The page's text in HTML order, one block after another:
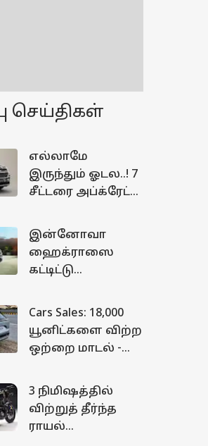
செய்திகள்
எல்லாமே
இருந்தும் ஓடல..! 7
சீட்டரை அப்க்ரேட்
குறைக்கும்
மாருதி? 5 ஸ்டார்
ரேட்டிங், 23KM
மைலேஜ்
இன்னோவா
ஹைக்ராஸை
கட்டிட்டு
விலையிலும்,
வசதியிலும்
டக்கரான 3 மாற்று
ஆப்ஷன்கள்
Cars Sales: 18,000
யூனிட்களை விற்ற
ஒற்றை மாடல் -
விற்பனை,
ஜப்பான்
நிறுவனங்கள்
ஆதிக்கம்
3 நிமிஷத்தில்
விற்றுத் தீர்ந்த
ராயல்